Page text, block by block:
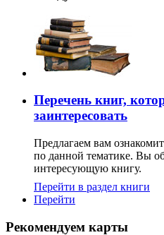
Перечень книг,
заинтересовать
Предлагаем вам
по данной тематике. Вы
интересующую книгу.
Перейти в раздел книги
Перейти
Рекомендуем карты